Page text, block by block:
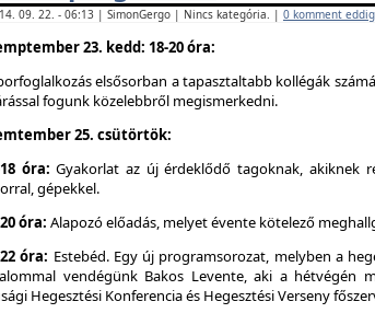
09. 22. - 06:13 | SimonGergo | Nincs kategória. | 0 komment eddig
23. kedd: 18-20 óra:
elsősorban a tapasztaltabb kollégák
fogunk közelebbről megismerkedni.
25. csütörtök:
óra: Gyakorlat az új érdeklődő tagoknak, akiknek
gépekkel.
óra: Alapozó előadás, melyet évente kötelező
óra: Estebéd. Egy új programsorozat, melyben a
vendégünk Bakos Levente, aki a hétvégén
Hegesztési Konferencia és Hegesztési Verseny